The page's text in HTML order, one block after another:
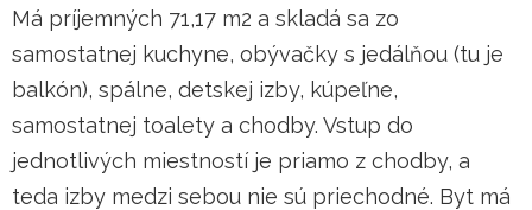
Má príjemných 71,17 m2 a skladá sa zo
samostatnej kuchyne, obývačky s jedálňou (tu je
balkón), spálne, detskej izby, kúpeľne,
samostatnej toalety a chodby. Vstup do
jednotlivých miestností je priamo z chodby, a
teda izby medzi sebou nie sú priechodné. Byt má